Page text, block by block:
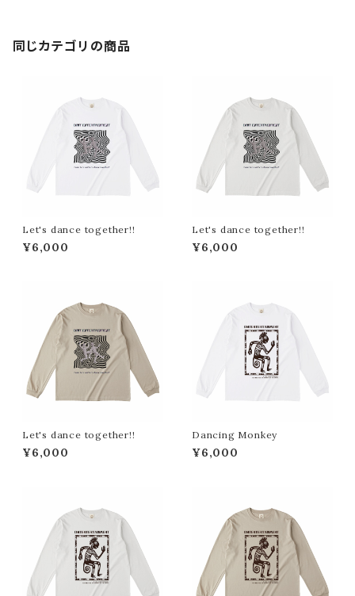
同じカテゴリの商品
Let's dance together!!
¥6,000
Let's dance together!!
¥6,000
Let's dance together!!
¥6,000
Dancing Monkey
¥6,000